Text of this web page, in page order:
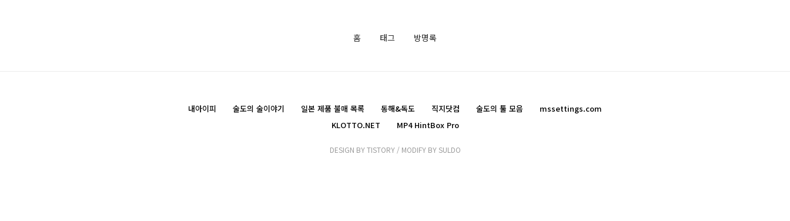
홈 태그 방명록
내아이피 술도의 술이야기 일본 제품 불매 목록 동해&독도 직지닷컴 술도의 툴 모음
mssettings.com
KLOTTO.NET
MP4 HintBox Pro
DESIGN BYTISTORY/ MODIFY BYSULDO